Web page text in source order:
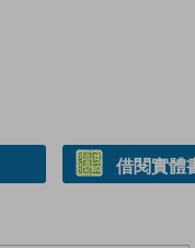
借閱實體